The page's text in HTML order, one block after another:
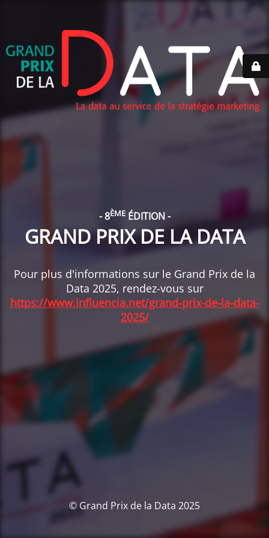
- 8ÈMEÉDITION -
GRAND PRIX DE LA DATA
Pour plus d'informations sur le Grand Prix de la
Data 2025, rendez-vous sur
https://www.influencia.net/grand-prix-de-la-data-
2025/
© Grand Prix de la Data 2025